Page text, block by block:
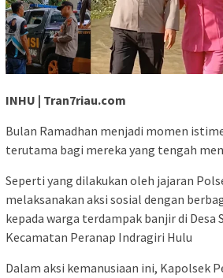
INHU | Tran7riau.com
Bulan Ramadhan menjadi momen
terutama bagi mereka yang tengah
Seperti yang dilakukan oleh jajaran
melaksanakan aksi sosial dengan
kepada warga terdampak banjir di Desa
Kecamatan Peranap Indragiri Hulu
Dalam aksi kemanusiaan ini, Kapolsek